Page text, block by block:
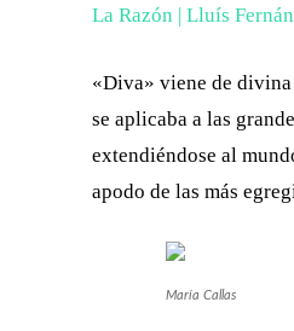
La Razón | Lluís
«Diva» viene de
se aplicaba a las
extendiéndose al
apodo de las más
María Callas